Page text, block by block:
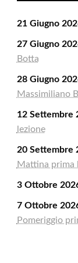
21 Giugno
27 Giugno
Botta
28 Giugno
Massimiliano
12 Settembre
lezione
20 Settembre
Mattina prima
3 Ottobre
7 Ottobre
Pomeriggio